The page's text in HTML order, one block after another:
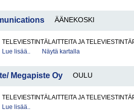
ÄÄNEKOSKI
TELEVIESTINTÄLAITTEITA JA
Lue lisää..
Näytä kartalla
Megapiste Oy OULU
TELEVIESTINTÄLAITTEITA JA
Lue lisää..